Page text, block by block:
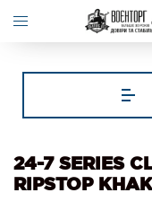
24-7 SERIES
RIPSTOP